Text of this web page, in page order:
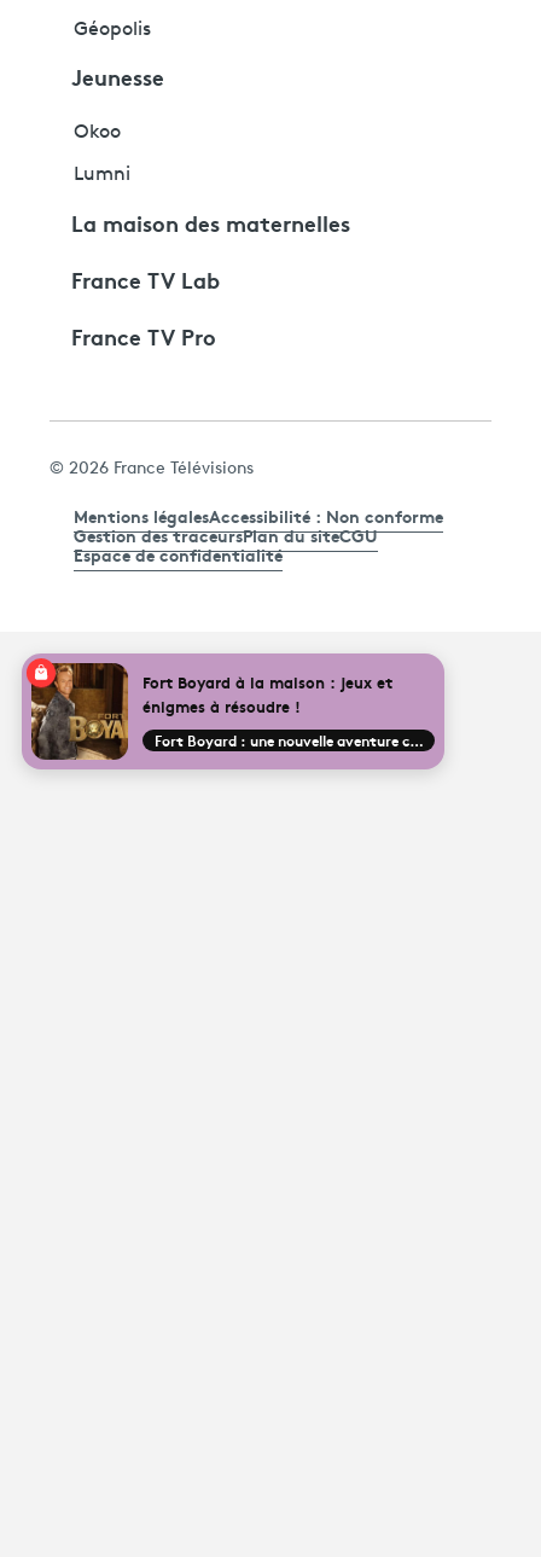
Géopolis
Jeunesse
Okoo
Lumni
La maison des maternelles
France TV Lab
France TV Pro
© 2026 France Télévisions
Mentions légalesAccessibilité : Non conforme
Gestion des traceursPlan du siteCGU
Espace de confidentialité
Fort Boyard à la maison : jeux et
énigmes à résoudre !
Fort Boyard : une nouvelle aventure commence !